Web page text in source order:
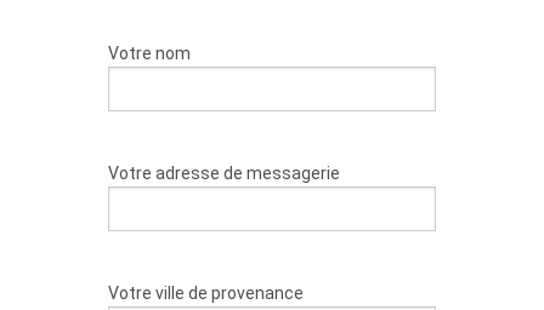
Votre nom
Votre adresse de messagerie
Votre ville de provenance